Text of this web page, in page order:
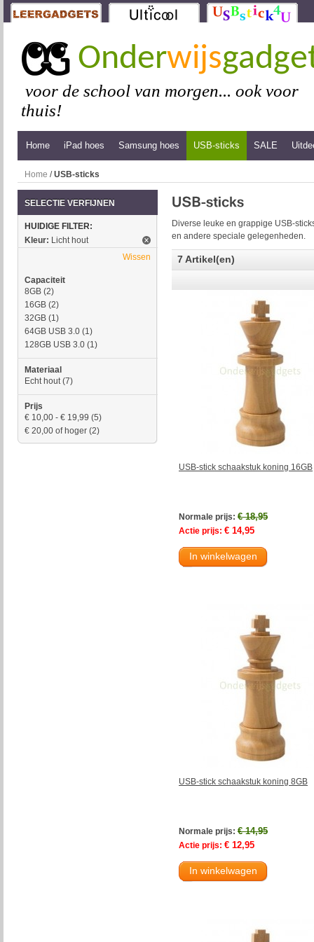
Onderwijs
voor de school van morgen... ook voor
thuis!
Home iPad hoes Samsung hoes USB-sticks SALE
Home /USB-sticks
Diverse leuke en grappige USB-
en andere speciale gelegenheden.
7 Artikel(en)
USB-stick schaakstuk koning 16GB
Normale prijs: € 18,95
Actie prijs: € 14,95
In winkelwagen
USB-stick schaakstuk koning 8GB
Normale prijs: € 14,95
Actie prijs: € 12,95
In winkelwagen
SELECTIE VERFIJNEN
HUIDIGE FILTER:
Kleur: Licht hout
Wissen
Capaciteit
8GB (2)
16GB (2)
32GB (1)
64GB USB 3.0 (1)
128GB USB 3.0 (1)
Materiaal
Echt hout(7)
Prijs
€ 10,00 - € 19,99 (5)
€ 20,00 of hoger (2)